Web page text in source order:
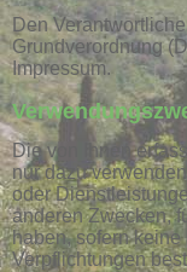
Den
Grundverordnung
Impressum.
Die von Ihnen
nur dazu
oder
anderen Zwecken,
haben, sofern
Verpflichtungen